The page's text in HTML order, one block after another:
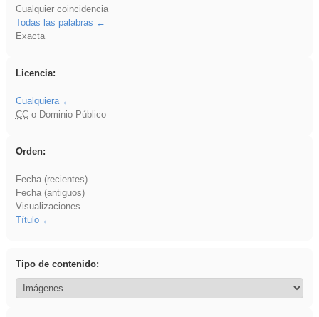
Cualquier coincidencia
Todas las palabras
Exacta
Licencia:
Cualquiera
CCo Dominio Público
Orden:
Fecha (recientes)
Fecha (antiguos)
Visualizaciones
Título
Tipo de contenido: